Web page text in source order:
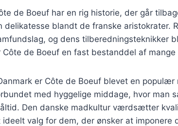
de Boeuf har en rig historie, der går
delikatesse blandt de franske aristokrater.
og dens tilberedningsteknikker
Côte de Boeuf en fast bestanddel af
er Côte de Boeuf blevet en
med hyggelige middage, hvor man
Den danske madkultur værdsætter
ideelt valg for dem, der ønsker at imponere